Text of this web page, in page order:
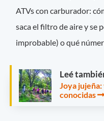
ATVs con carburador:
saca el filtro de aire y se
improbable) o qué
Leé
Joya
conocidas